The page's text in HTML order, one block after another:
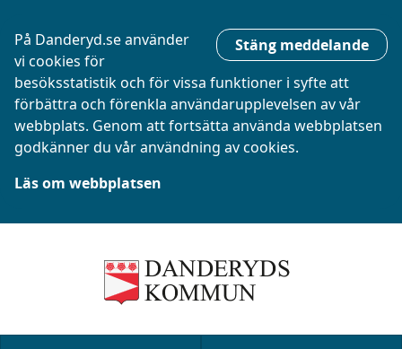
Stäng meddelande
På Danderyd.se använder
vi cookies för
besöksstatistik och för vissa funktioner i syfte att
förbättra och förenkla användarupplevelsen av vår
webbplats. Genom att fortsätta använda webbplatsen
godkänner du vår användning av cookies.
Läs om webbplatsen